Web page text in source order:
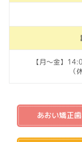
【月～金】
（
あおい矯正